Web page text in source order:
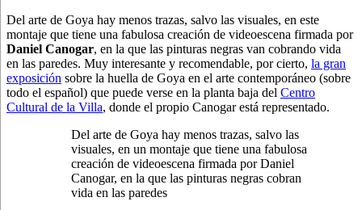
Del arte de Goya hay menos trazas, salvo las visuales, en este
montaje que tiene una fabulosa creación de videoescena firmada por
Daniel Canogar, en la que las pinturas negras van cobrando vida
en las paredes. Muy interesante y recomendable, por cierto, la gran
exposición sobre la huella de Goya en el arte contemporáneo (sobre
todo el español) que puede verse en la planta baja del Centro
Cultural de la Villa, donde el propio Canogar está representado.
Del arte de Goya hay menos trazas, salvo las
visuales, en un montaje que tiene una fabulosa
creación de videoescena firmada por Daniel
Canogar, en la que las pinturas negras cobran
vida en las paredes